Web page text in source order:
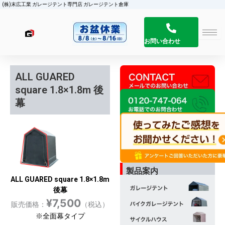
(株)末広工業 ガレージテント専門店 ガレージテント倉庫
お問い合わせ
ALL GUARED
square 1.8×1.8m 後
幕
ALL GUARED square 1.8×1.8m
後幕
販売価格： ¥7,500 （税込）
※全面幕タイプ
製品案内